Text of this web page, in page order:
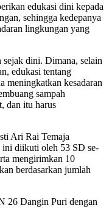
edukasi dini kepada
sehingga kedepanya
lingkungan yang
dini. Dimana, selain
edukasi tentang
meningkatkan kesadaran
sampah
dan itu harus
Ari Rai Temaja
ini diikuti oleh 53 SD se-
mengirimkan 10
berdasarkan jumlah
26 Dangin Puri dengan